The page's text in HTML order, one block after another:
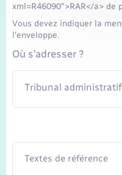
xml=R46090">RAR</a> de
Vous devez indiquer la
l'enveloppe.
Où s’adresser ?
Tribunal administratif
Textes de référence